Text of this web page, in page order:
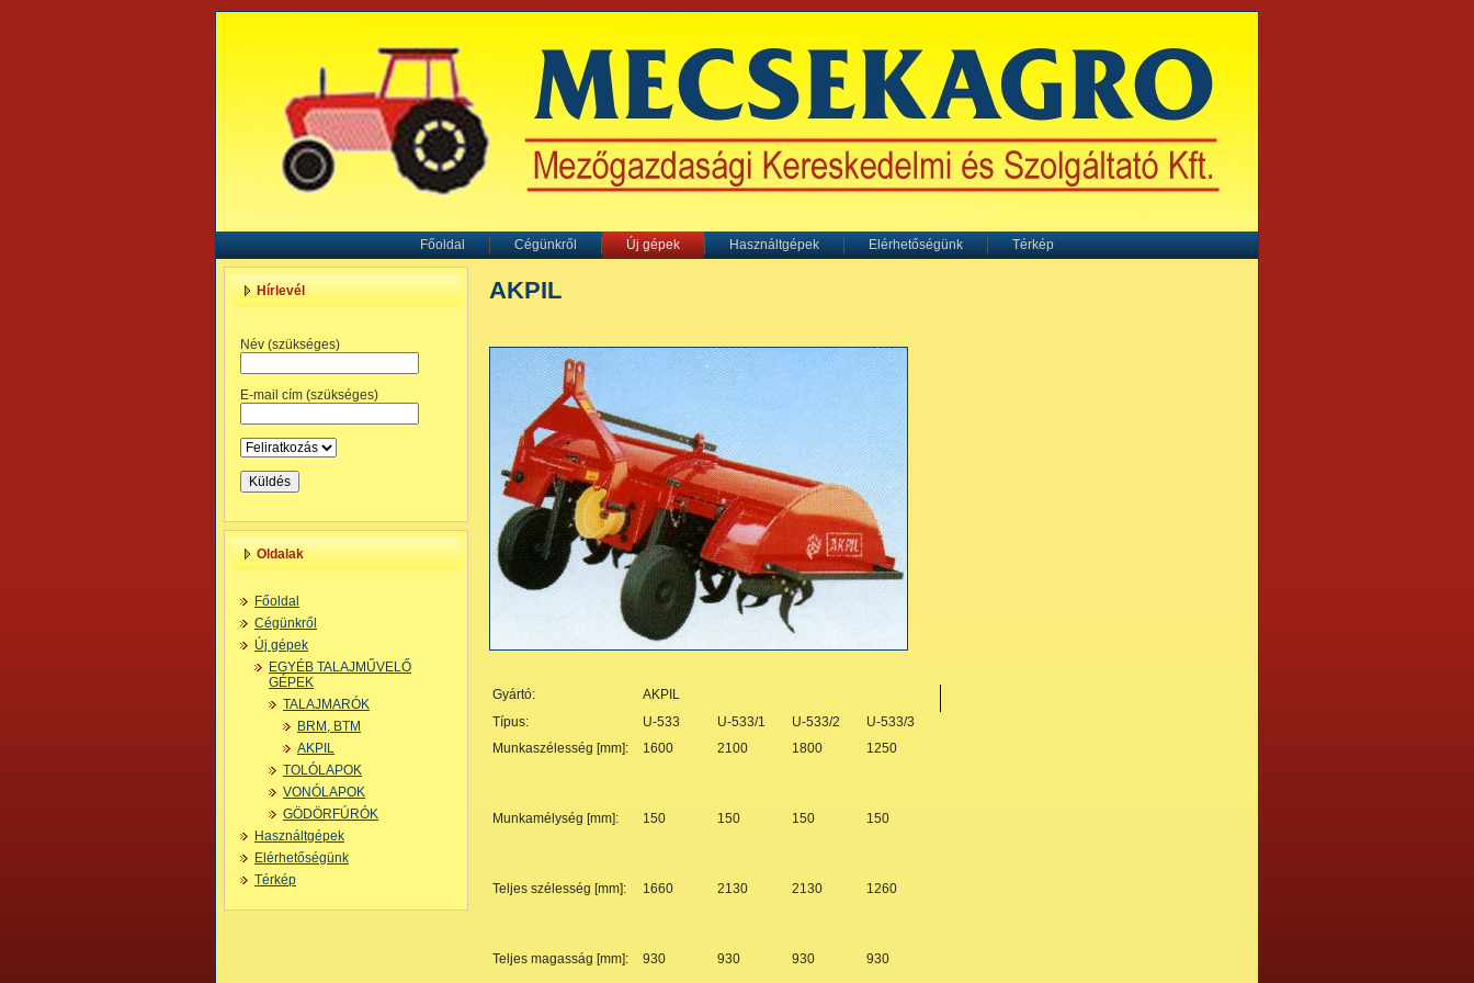
Főoldal Cégünkről Új gépek Használtgépek Elérhetőségünk Térkép
Hírlevél
Név (szükséges)
E-mail cím (szükséges)
Oldalak
Főoldal
Cégünkről
Új gépek
EGYÉB TALAJMŰVELŐ
GÉPEK
TALAJMARÓK
BRM, BTM
AKPIL
TOLÓLAPOK
VONÓLAPOK
GÖDÖRFÚRÓK
Használtgépek
Elérhetőségünk
Térkép
AKPIL
Gyártó:
AKPIL
Típus:
U-533 U-533/1 U-533/2
U-533/3
Munkaszélesség [mm]:
1600 2100 1800 1250
Munkamélység [mm]: 150 150 150 150
Teljes szélesség [mm]: 1660 2130 2130 1260
Teljes magasság [mm]: 930 930 930 930